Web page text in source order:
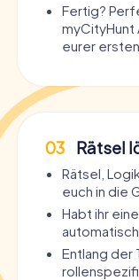
Fertig?
myCityHunt
eurer
03 Rätsel
Rätsel,
euch in die
Habt ihr
Entlang der